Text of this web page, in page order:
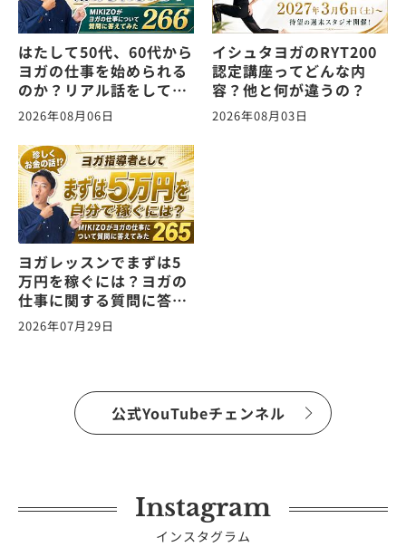
はたして50代、60代から
ヨガの仕事を始められる
のか？リアル話をしてみ
た。ヨガの仕事に関する
質問に答えます！
vol.266
2026年08月06日
イシュタヨガのRYT200
認定講座ってどんな内
容？他と何が違うの？
2026年08月03日
ヨガレッスンでまずは5
万円を稼ぐには？ヨガの
仕事に関する質問に答え
ます！vol.265
2026年07月29日
公式YouTubeチェンネル
Instagram
インスタグラム